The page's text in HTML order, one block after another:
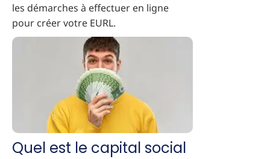
les démarches à effectuer en ligne
pour créer votre EURL.
Quel est le capital social